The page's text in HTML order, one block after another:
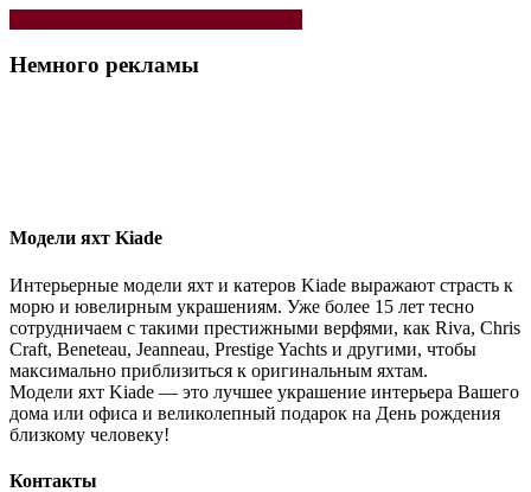
Навигация
по
записям
Немного рекламы
Модели яхт Kiade
Интерьерные модели яхт и катеров Kiade выражают страсть к
морю и ювелирным украшениям. Уже более 15 лет тесно
сотрудничаем с такими престижными верфями, как Riva, Chris
Craft, Beneteau, Jeanneau, Prestige Yachts и другими, чтобы
максимально приблизиться к оригинальным яхтам.
Модели яхт Kiade — это лучшее украшение интерьера Вашего
дома или офиса и великолепный подарок на День рождения
близкому человеку!
Контакты